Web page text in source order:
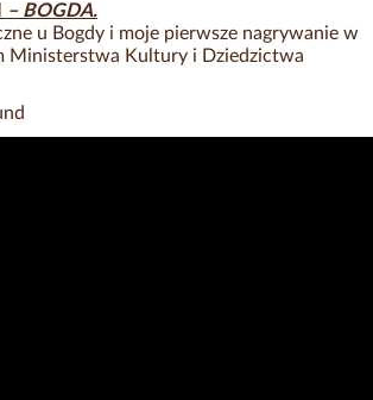
– BOGDA.
u Bogdy i moje pierwsze nagrywanie w
Ministerstwa Kultury i Dziedzictwa